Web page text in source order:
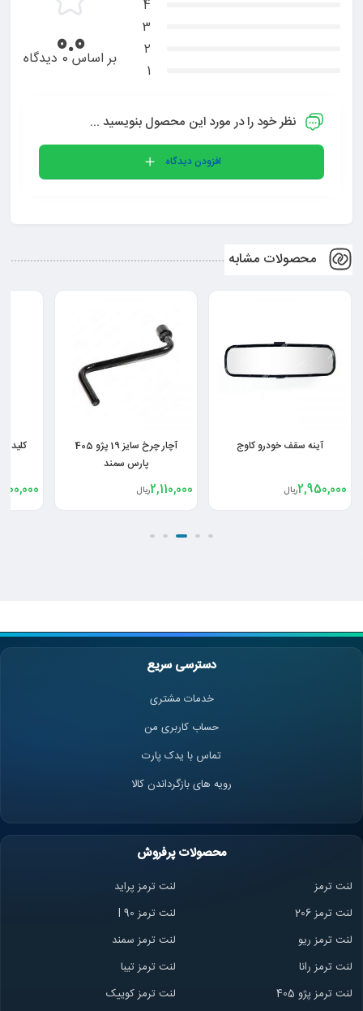
4
3
2
1
0.0بر اساس 0 دیدگاه
نظر خود را در مورد این محصول بنویسید ...
افزودن دیدگاه
محصولات مشابه
آینه سقف خودرو کاوج
2,950,000ریال
آچار چرخ سایز 19 پژو 405
پارس سمند
2,110,000ریال
کلید
دسترسی سریع
خدمات مشتری
حساب کاربری من
تماس با یدک پارت
رویه های بازگرداندن کالا
محصولات پرفروش
لنت ترمز
لنت ترمز پراید
لنت ترمز 206
لنت ترمز l 90
لنت ترمز ریو
لنت ترمز سمند
لنت ترمز رانا
لنت ترمز تیبا
لنت ترمز پژو 405
لنت ترمز کوییک